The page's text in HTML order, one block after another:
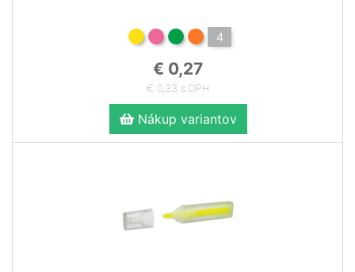
4
€ 0,27
€ 0,33 s DPH
Nákup variantov